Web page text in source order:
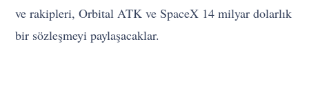
ve rakipleri, Orbital ATK ve SpaceX 14 milyar dolarlık
bir sözleşmeyi paylaşacaklar.